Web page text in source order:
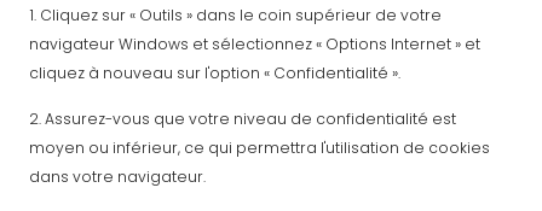
1. Cliquez sur « Outils » dans le coin supérieur de votre
navigateur Windows et sélectionnez « Options Internet » et
cliquez à nouveau sur l'option « Confidentialité ».
2. Assurez-vous que votre niveau de confidentialité est
moyen ou inférieur, ce qui permettra l'utilisation de cookies
dans votre navigateur.